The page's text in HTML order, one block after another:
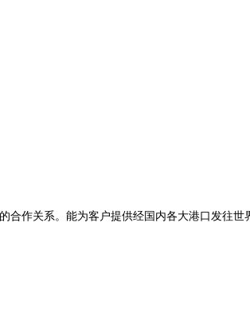
关系。能为客户提供经国内各大港口发往世